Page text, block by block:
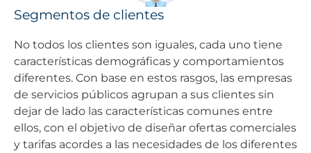
Segmentos de clientes
No todos los clientes son iguales, cada uno tiene
características demográficas y comportamientos
diferentes. Con base en estos rasgos, las empresas
de servicios públicos agrupan a sus clientes sin
dejar de lado las características comunes entre
ellos, con el objetivo de diseñar ofertas comerciales
y tarifas acordes a las necesidades de los diferentes